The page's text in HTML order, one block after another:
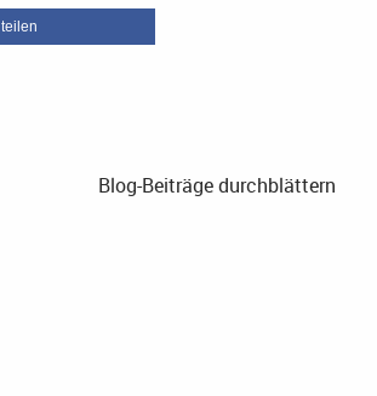
teilen
Blog-Beiträge durchblättern